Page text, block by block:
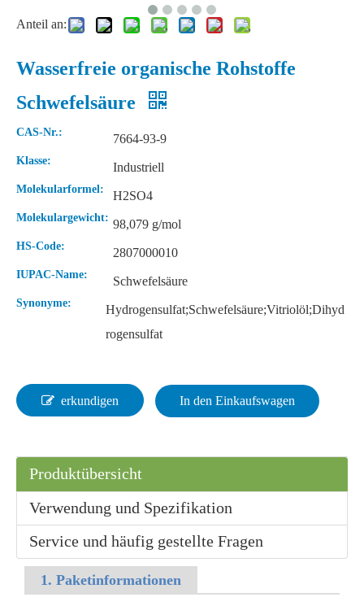
Flüssige 68% Rohstoffe Salpetersäure
Flüssige 99 % Laborameisensäure Lösung 85 % Laborameisensäure
Flüssige 90%ige industrielle Ameisensäure
Anteil an:
Wasserfreie organische Rohstoffe
Schwefelsäure
CAS-Nr.: 7664-93-9
Klasse: Industriell
Molekularformel: H2SO4
Molekulargewicht: 98,079 g/mol
HS-Code: 2807000010
IUPAC-Name: Schwefelsäure
Synonyme:
Hydrogensulfat;Schwefelsäure;Vitriolöl;Dihyd
rogensulfat
erkundigen In den Einkaufswagen
Produktübersicht
Verwendung und Spezifikation
Service und häufig gestellte Fragen
1. Paketinformationen